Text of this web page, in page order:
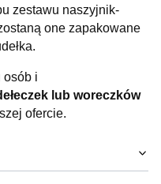
zestawu naszyjnik-
one zapakowane
osób i
lub woreczków
ofercie.